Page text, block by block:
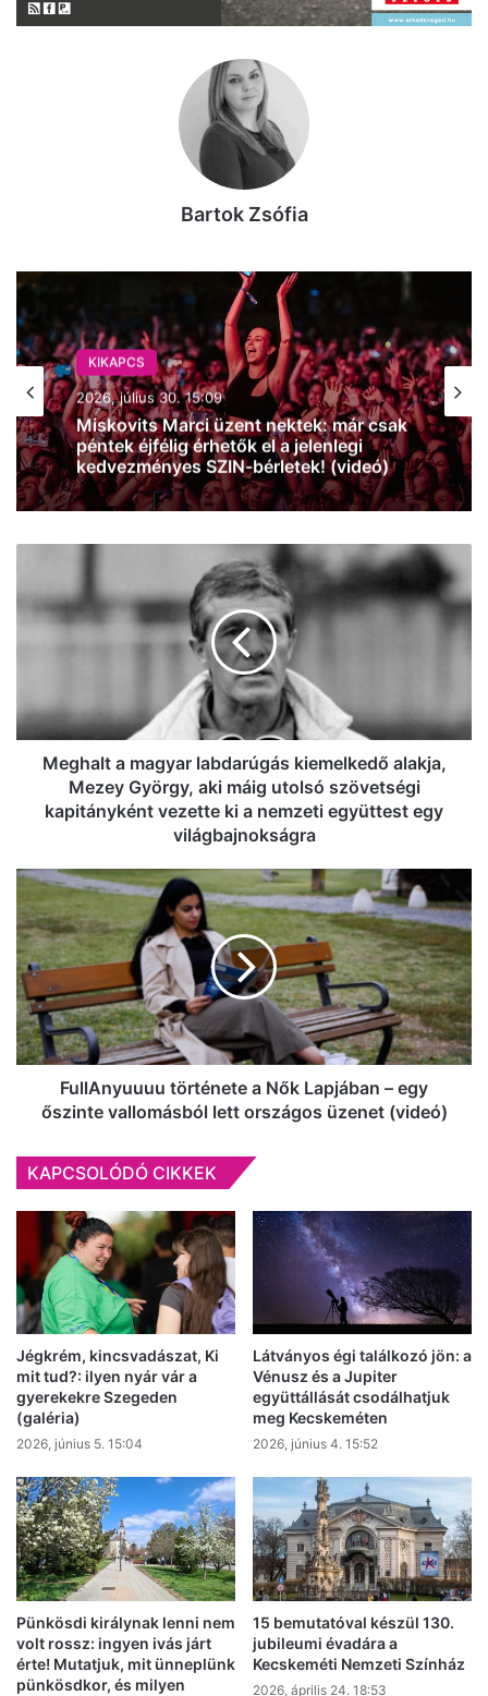
Bartok Zsófia
KIKAPCS
2026, július 30. 15:09
Miskovits Marci üzent nektek: már csak
péntek éjfélig érhetők el a jelenlegi
kedvezményes SZIN-bérletek! (videó)
magyar
labdarúgás
György,
aki
máig
szövetségi
ki
nemzeti
együttest
egy
világbajnokságra
Meghalt a magyar labdarúgás kiemelkedő alakja,
Mezey György, aki máig utolsó szövetségi
kapitányként vezette ki a nemzeti együttest egy
világbajnokságra
FullAnyuuuu
története
a
Nők
Lapjában
–
egy
őszinte
vallomásból
országos
(videó)
FullAnyuuuu története a Nők Lapjában – egy
őszinte vallomásból lett országos üzenet (videó)
KAPCSOLÓDÓ CIKKEK
Jégkrém, kincsvadászat, Ki
mit tud?: ilyen nyár vár a
gyerekekre Szegeden
(galéria)
2026, június 5. 15:04
Látványos égi találkozó jön: a
Vénusz és a Jupiter
együttállását csodálhatjuk
meg Kecskeméten
2026, június 4. 15:52
Pünkösdi királynak lenni nem
volt rossz: ingyen ivás járt
érte! Mutatjuk, mit ünneplünk
pünkösdkor, és milyen
15 bemutatóval készül 130.
jubileumi évadára a
Kecskeméti Nemzeti Színház
2026, április 24. 18:53